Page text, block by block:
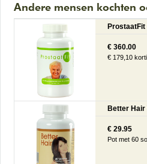
Andere mensen kochten
ProstaatFit
€ 360.00
€ 179,10
Better Hair
€ 29.95
Pot met 60